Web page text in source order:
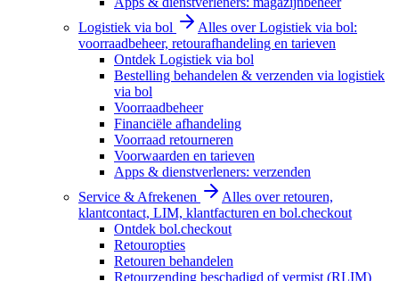
Logistiek via bol
Alles over Logistiek via bol:
voorraadbeheer, retourafhandeling en tarieven
Ontdek Logistiek via bol
Bestelling behandelen & verzenden via logistiek
via bol
Voorraadbeheer
Financiële afhandeling
Voorraad retourneren
Voorwaarden en tarieven
Apps & dienstverleners: verzenden
Service & Afrekenen
Alles over retouren,
klantcontact, LIM, klantfacturen en bol.checkout
Ontdek bol.checkout
Retouropties
Retouren behandelen
Retourzending beschadigd of vermist (RLIM)